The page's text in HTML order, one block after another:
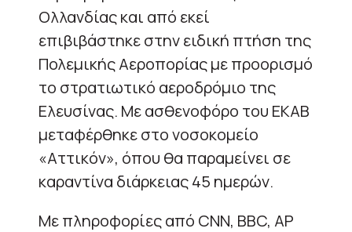
Ολλανδίας και από εκεί
επιβιβάστηκε στην ειδική πτήση της
Πολεμικής Αεροπορίας με προορισμό
το στρατιωτικό αεροδρόμιο της
Ελευσίνας. Με ασθενοφόρο του ΕΚΑΒ
μεταφέρθηκε στο νοσοκομείο
«Αττικόν», όπου θα παραμείνει σε
καραντίνα διάρκειας 45 ημερών.
Με πληροφορίες από CNN, BBC, AP